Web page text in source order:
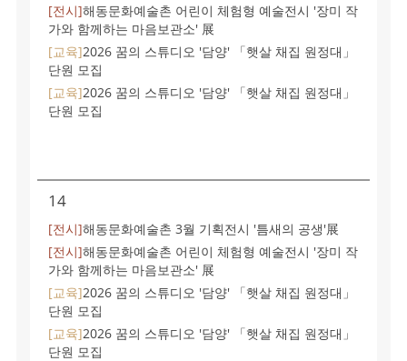
[전시]해동문화예술촌 어린이 체험형 예술전시 '장미 작
가와 함께하는 마음보관소' 展
[교육]2026 꿈의 스튜디오 '담양' 「햇살 채집 원정대」
단원 모집
[교육]2026 꿈의 스튜디오 '담양' 「햇살 채집 원정대」
단원 모집
14
[전시]해동문화예술촌 3월 기획전시 '틈새의 공생'展
[전시]해동문화예술촌 어린이 체험형 예술전시 '장미 작
가와 함께하는 마음보관소' 展
[교육]2026 꿈의 스튜디오 '담양' 「햇살 채집 원정대」
단원 모집
[교육]2026 꿈의 스튜디오 '담양' 「햇살 채집 원정대」
단원 모집